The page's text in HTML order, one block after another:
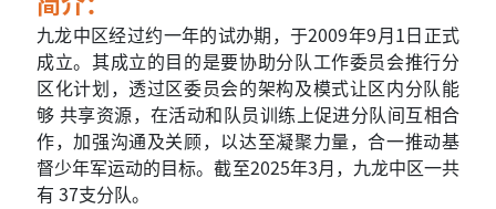
九龙中区经过约一年的试办期，于2009年9月1日正式
成立。其成立的目的是要协助分队工作委员会推行分
区化计划，透过区委员会的架构及模式让区内分队能
够 共享资源，在活动和队员训练上促进分队间互相合
作，加强沟通及关顾，以达至凝聚力量，合一推动基
督少年军运动的目标。截至2025年3月，九龙中区一共
有 37支分队。